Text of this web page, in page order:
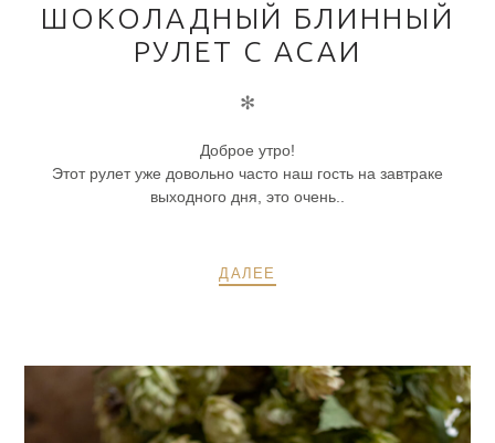
ШОКОЛАДНЫЙ БЛИННЫЙ
РУЛЕТ С АСАИ
✻
Доброе утро!
Этот рулет уже довольно часто наш гость на завтраке
выходного дня, это очень..
ДАЛЕЕ